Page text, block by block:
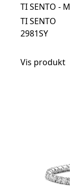
TI SENTO -
TI SENTO
2981SY
Vis produkt